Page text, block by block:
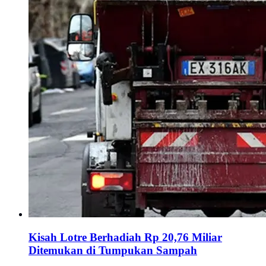
Kisah Lotre Berhadiah Rp 20,76 Miliar
Ditemukan di Tumpukan Sampah